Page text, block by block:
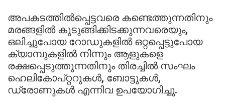
അപകടത്തിൽപ്പെട്ടവരെ കണ്ടെത്തുന്നതിനും
മരങ്ങളിൽ കുടുങ്ങിക്കിടക്കുന്നവരെയും,
ഒലിച്ചുപോയ റോഡുകളിൽ ഒറ്റപ്പെട്ടുപോയ
ക്യാമ്പുകളിൽ നിന്നും ആളുകളെ
രക്ഷപ്പെടുത്തുന്നതിനും തിരച്ചിൽ സംഘം
ഹെലികോപ്റ്ററുകൾ, ബോട്ടുകൾ,
ഡ്രോണുകൾ എന്നിവ ഉപയോഗിച്ചു.